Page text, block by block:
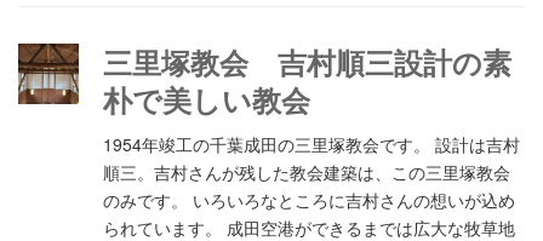
三里塚教会 吉村順三設計の素
朴で美しい教会
1954年竣工の千葉成田の三里塚教会です。 設計は吉村
順三。吉村さんが残した教会建築は、この三里塚教会
のみです。 いろいろなところに吉村さんの想いが込め
られています。 成田空港ができるまでは広大な牧草地